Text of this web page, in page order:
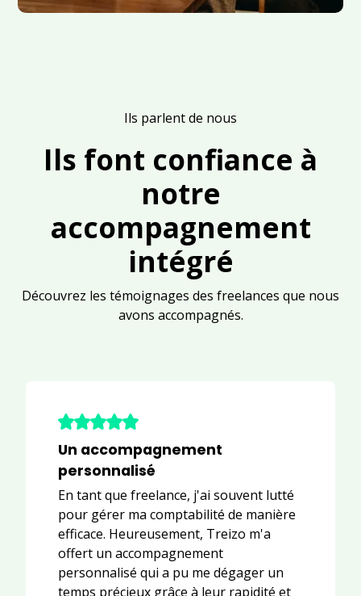
Ils parlent de nous
Ils font confiance à
notre
accompagnement
intégré
Découvrez les témoignages des freelances que nous
avons accompagnés.
Un accompagnement
personnalisé
En tant que freelance, j'ai souvent lutté
pour gérer ma comptabilité de manière
efficace. Heureusement, Treizo m'a
offert un accompagnement
personnalisé qui a pu me dégager un
temps précieux grâce à leur rapidité et